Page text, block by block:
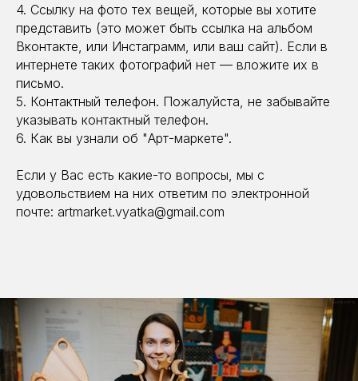
4. Ссылку на фото тех вещей, которые вы хотите
представить (это может быть ссылка на альбом
Вконтакте, или Инстаграмм, или ваш сайт). Если в
интернете таких фотографий нет — вложите их в
письмо.
5. Контактный телефон. Пожалуйста, не забывайте
указывать контактный телефон.
6. Как вы узнали об "Арт-маркете".
Если у Вас есть какие-то вопросы, мы с
удовольствием на них ответим по электронной
почте: artmarket.vyatka@gmail.com